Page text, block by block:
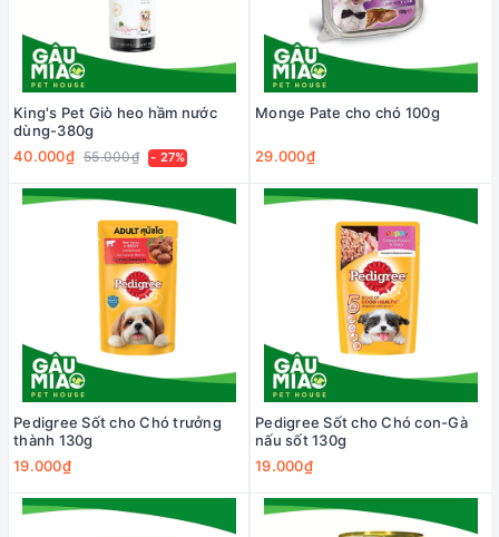
King's Pet Giò heo hầm nước
dùng-380g
40.000₫ 55.000₫ - 27%
Monge Pate cho chó 100g
29.000₫
Pedigree Sốt cho Chó trưởng
thành 130g
19.000₫
Pedigree Sốt cho Chó con-Gà
nấu sốt 130g
19.000₫